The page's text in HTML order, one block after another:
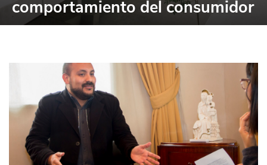
comportamiento del consumidor